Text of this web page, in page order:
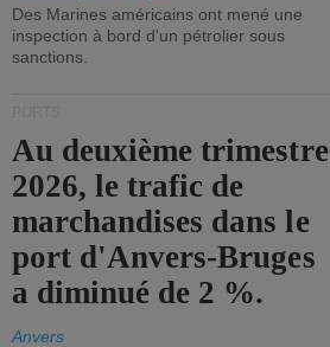
Des Marines américains ont mené une
inspection à bord d'un pétrolier sous
sanctions.
Au deuxième trimestre
2026, le trafic de
marchandises dans le
port d'Anvers-Bruges
a diminué de 2 %.
Anvers